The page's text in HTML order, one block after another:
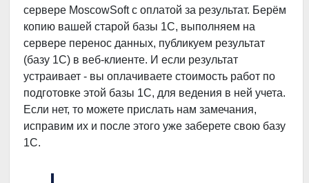
сервере MoscowSoft с оплатой за результат. Берём
копию вашей старой базы 1С, выполняем на
сервере перенос данных, публикуем результат
(базу 1С) в веб-клиенте. И если результат
устраивает - вы оплачиваете стоимость работ по
подготовке этой базы 1С, для ведения в ней учета.
Если нет, то можете прислать нам замечания,
исправим их и после этого уже заберете свою базу
1С.